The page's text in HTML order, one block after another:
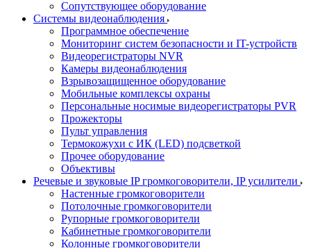
Сопутствующее оборудование
Системы видеонаблюдения
Программное обеспечение
Мониторинг систем безопасности и IT-устройств
Видеорегистраторы NVR
Камеры видеонаблюдения
Взрывозащищенное оборудование
Мобильные комплексы охраны
Персональные носимые видеорегистраторы PVR
Прожекторы
Пульт управления
Термокожухи с ИК (LED) подсветкой
Прочее оборудование
Объективы
Речевые и звуковые IP громкоговорители, IP усилители
Настенные громкоговорители
Потолочные громкоговорители
Рупорные громкоговорители
Кабинетные громкоговорители
Колонные громкоговорители